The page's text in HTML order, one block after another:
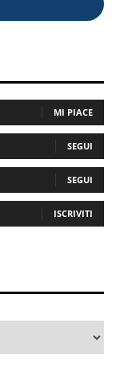
MI PIACE
SEGUI
SEGUI
ISCRIVITI